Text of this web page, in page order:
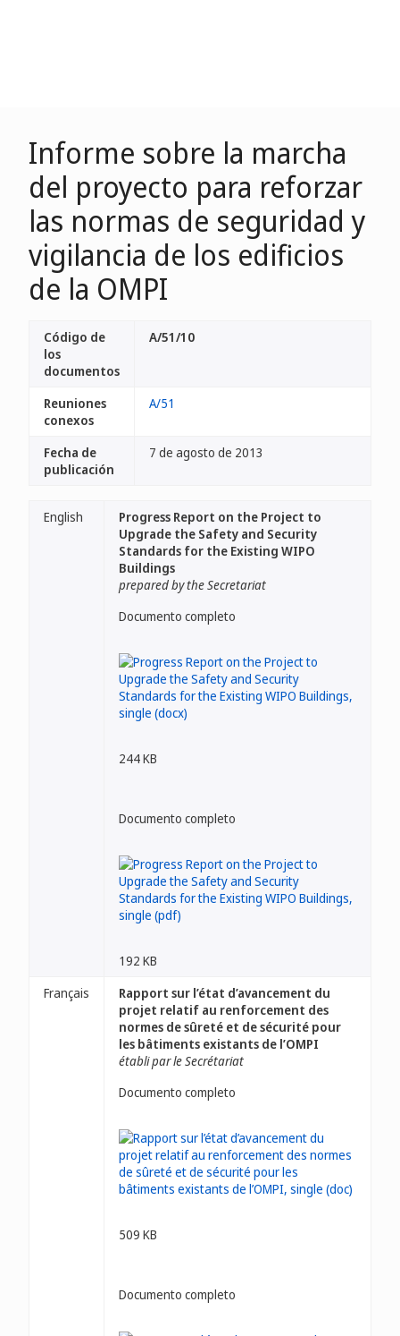
Informe sobre la marcha
del proyecto para reforzar
las normas de seguridad y
vigilancia de los edificios
de la OMPI
Código de
los
documentos
A/51/10
Reuniones
conexos
A/51
Fecha de
publicación
7 de agosto de 2013
English
Progress Report on the Project to
Upgrade the Safety and Security
Standards for the Existing WIPO
Buildings
prepared by the Secretariat
Documento completo
244 KB
Documento completo
192 KB
Français
Rapport sur l’état d’avancement du
projet relatif au renforcement des
normes de sûreté et de sécurité pour
les bâtiments existants de l’OMPI
établi par le Secrétariat
Documento completo
509 KB
Documento completo